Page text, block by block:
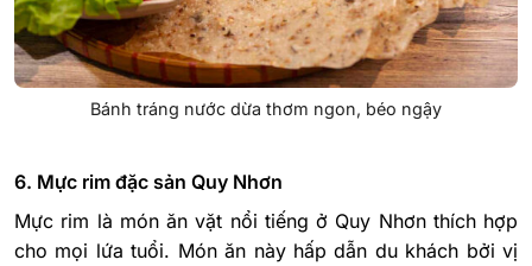
Bánh tráng nước dừa thơm ngon, béo ngậy
6. Mực rim đặc sản Quy Nhơn
Mực rim là món ăn vặt nổi tiếng ở Quy Nhơn thích hợp
cho mọi lứa tuổi. Món ăn này hấp dẫn du khách bởi vị